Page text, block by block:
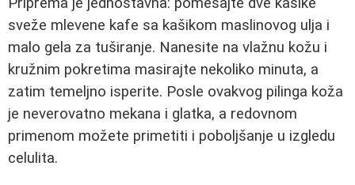
sveže mlevene kafe sa kašikom maslinovog ulja i
malo gela za tuširanje. Nanesite na vlažnu kožu i
kružnim pokretima masirajte nekoliko minuta, a
zatim temeljno isperite. Posle ovakvog pilinga koža
je neverovatno mekana i glatka, a redovnom
primenom možete primetiti i poboljšanje u izgledu
celulita.